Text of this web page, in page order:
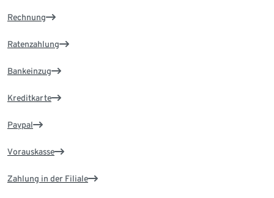
Rechnung
Ratenzahlung
Bankeinzug
Kreditkarte
Paypal
Vorauskasse
Zahlung in der Filiale